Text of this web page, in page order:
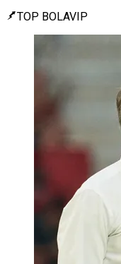
TOP BOLAVIP